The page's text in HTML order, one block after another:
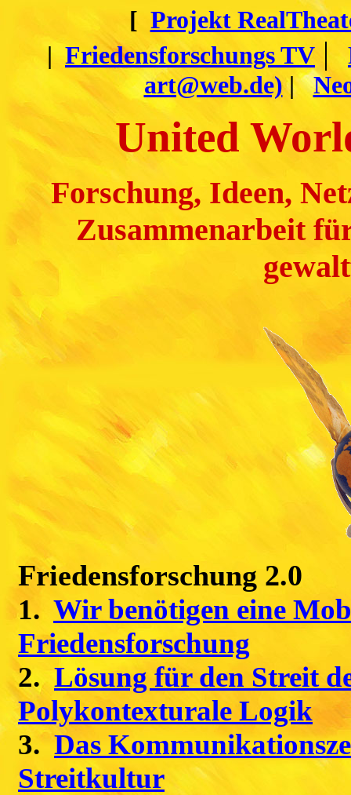
[ Projekt
| Friedensforschungs TV |
art@web.de)|
United
Forschung, Ideen,
Zusammenarbeit
Friedensforschung 2.0
1. Wir benötigen eine
Friedensforschung
2.Lösung für den Streit
Polykontexturale Logik
3.Das
Streitkultur